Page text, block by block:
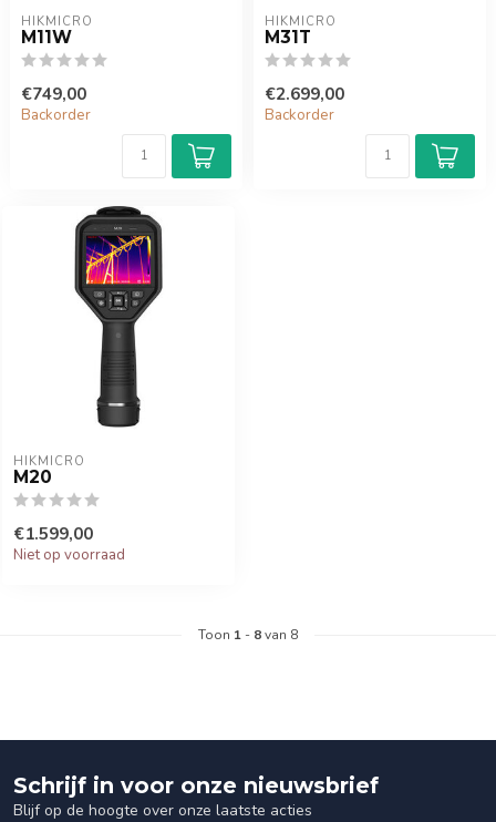
HIKMICRO
M11W
€749,00
Backorder
HIKMICRO
M31T
€2.699,00
Backorder
HIKMICRO
M20
€1.599,00
Niet op voorraad
Toon 1 - 8van 8
Schrijf in voor onze nieuwsbrief
Blijf op de hoogte over onze laatste acties